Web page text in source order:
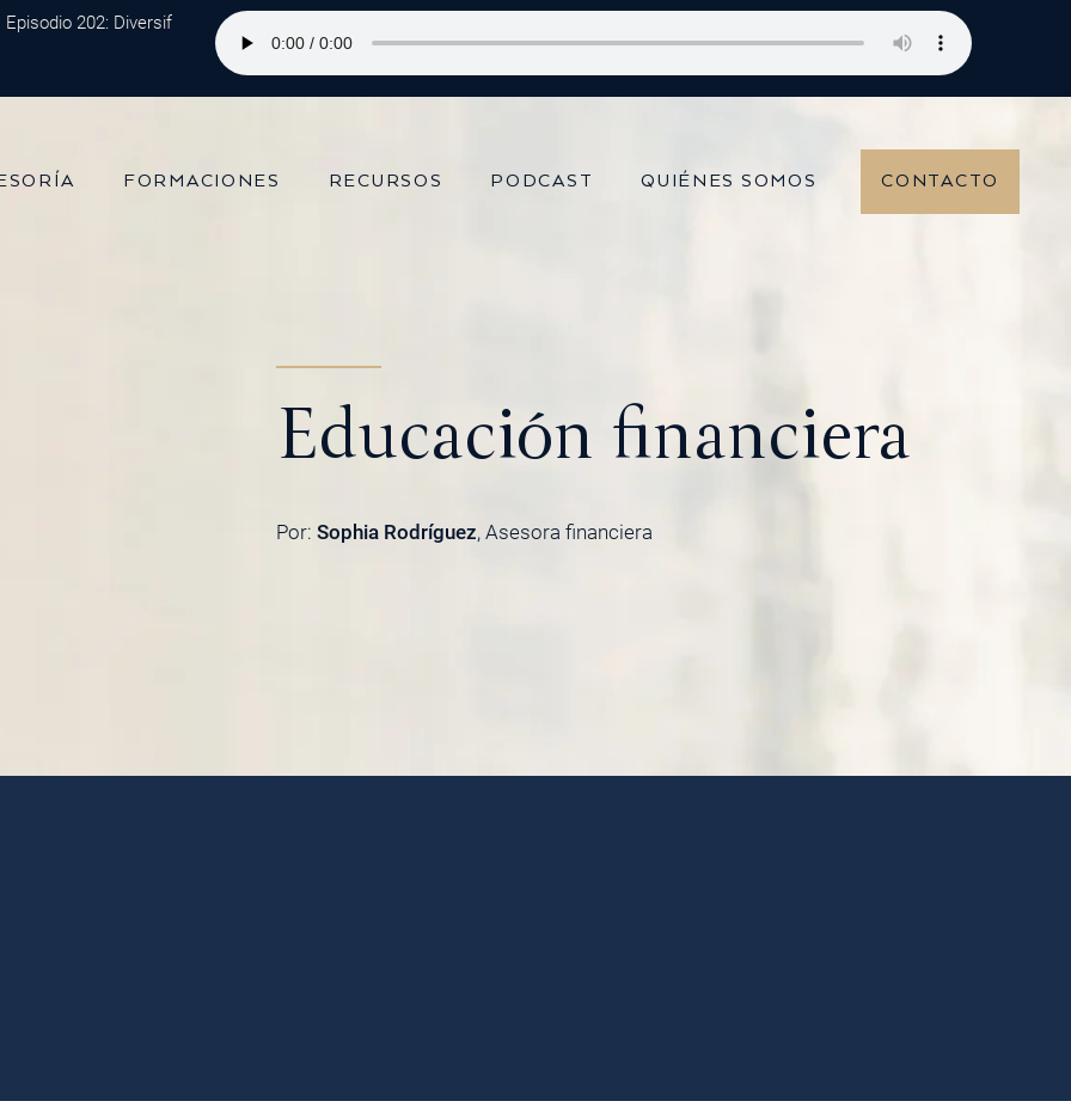
202: Diversificación Global: Protege tu Dinero y Maximiza tus Inversiones
FORMACIONES RECURSOS PODCAST QUIÉNES SOMOS CONTACTO
Educación financiera
Por:Sophia Rodríguez, Asesora financiera